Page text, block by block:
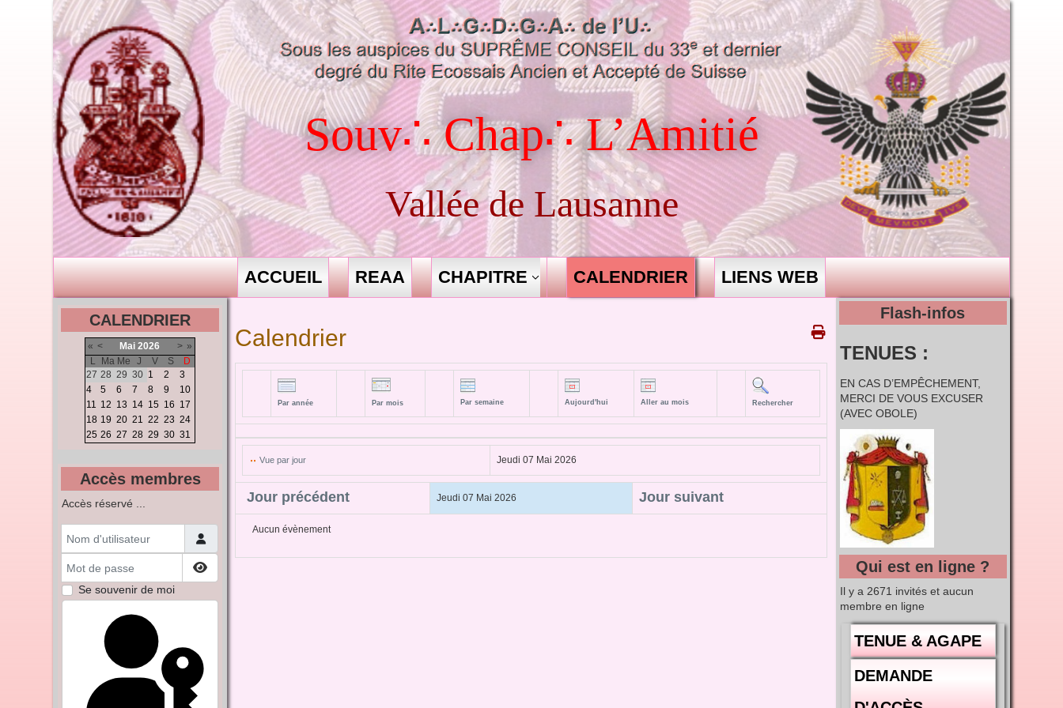
Souv∴ Chap∴ L’Amitié
Vallée de Lausanne
ACCUEIL REAA CHAPITRE CALENDRIER LIENS WEB
CALENDRIER
« < Mai 2026 > »
L
Ma Me J V S
D
27 28 29 30 1 2
3
4
5 6 7 8 9
10
11 12 13 14 15 16 17
18 19 20 21 22 23 24
25 26 27 28 29 30 31
Accès membres
Accès réservé ...
Afficher le mot de passe
Se souvenir de moi
Calendrier
Par année Par mois Par semaine Aujourd'hui Aller au mois Rechercher
Vue par jour Jeudi 07 Mai 2026
Jour précédent Jeudi 07 Mai 2026 Jour suivant
Aucun évènement
Flash-infos
TENUES :
EN CAS D’EMPÊCHEMENT,
MERCI DE VOUS EXCUSER
(AVEC OBOLE)
Qui est en ligne ?
Il y a 2671 invités et aucun
membre en ligne
TENUE & AGAPE
DEMANDE